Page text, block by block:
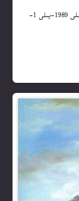
قەشقەر پىداگوگىكا ئىنىستىتوتى ئىلمىي ژۇرنىلى 1989-يىلى 1-